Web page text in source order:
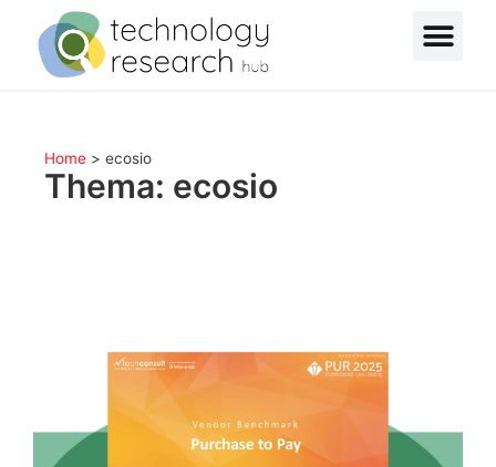
Home > ecosio
Thema: ecosio